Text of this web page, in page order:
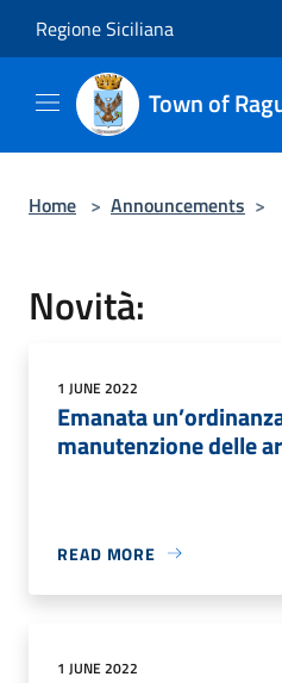
Regione Siciliana
Town of
Home > Announcements >
Novità:
1 JUNE 2022
Emanata
manutenzione delle
READ MORE
1 JUNE 2022